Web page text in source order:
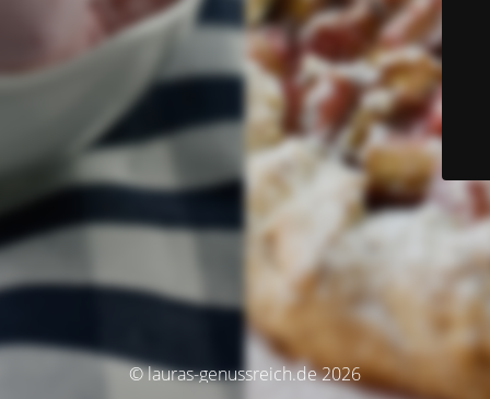
© lauras-genussreich.de 2026